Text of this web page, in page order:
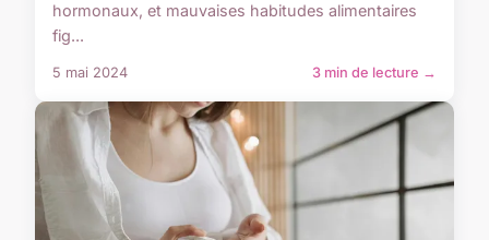
hormonaux, et mauvaises habitudes alimentaires
fig...
5 mai 2024 3 min de lecture →